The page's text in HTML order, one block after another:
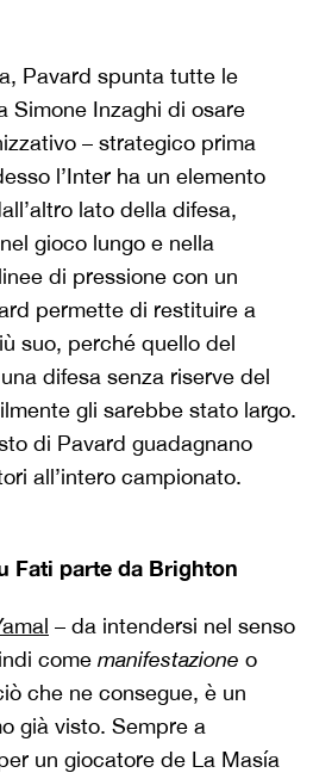
Pavard spunta tutte le
Simone Inzaghi di osare
– strategico prima
l’Inter ha un elemento
lato della difesa,
gioco lungo e nella
di pressione con un
permette di restituire a
suo, perché quello del
difesa senza riserve del
gli sarebbe stato largo.
di Pavard guadagnano
all’intero campionato.
Fati parte da Brighton
– da intendersi nel senso
come manifestazione o
che ne consegue, è un
già visto. Sempre a
un giocatore de La Masía